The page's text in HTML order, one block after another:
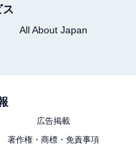
ス
All About Japan
広告掲載
著作権・商標・免責事項